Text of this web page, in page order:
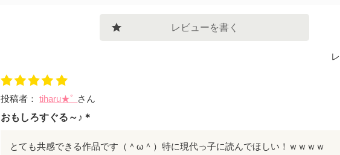
レビューを書く
投稿者：tiharu★ﾟ さん
おもしろすぐる～♪＊
とても共感できる作品です（＾ω＾）特に現代っ子に読んでほしい！ｗｗｗｗ